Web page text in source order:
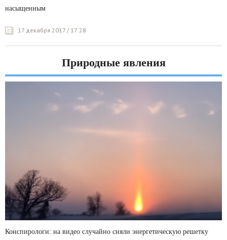
насыщенным
17 декабря 2017 / 17:28
Природные явления
Конспирологи: на видео случайно сняли энергетическую решетку